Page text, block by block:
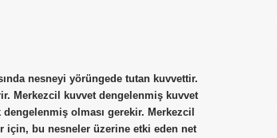
nesneyi yörüngede tutan kuvvettir.
Merkezcil kuvvet dengelenmiş kuvvet
olması gerekir. Merkezcil
için, bu nesneler üzerine etki eden net